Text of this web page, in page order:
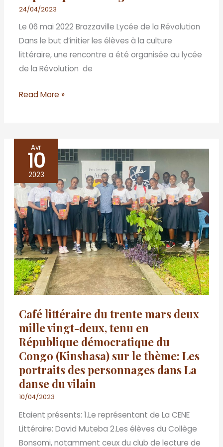
24/04/2023
Le 06 mai 2022 Brazzaville Lycée de la Révolution
Dans le but d’initier les élèves à la culture
littéraire, une rencontre a été organisée au lycée
de la Révolution de
Read More »
Avr
10
2023
Café littéraire du trente mars deux
mille vingt-deux, tenu en
République démocratique du
Congo (Kinshasa) sur le thème: Les
portraits des personnages dans La
danse du vilain
10/04/2023
Etaient présents: 1.Le représentant de La CENE
Littéraire: David Muteba 2.Les élèves du Collège
Bonsomi, notamment ceux du club de lecture de
Café
littéraire
du
trente
mars
deux
mille
vingt-
deux,
tenu
République
démocratique
du
Congo
(Kinshasa)
sur
le
thème:
Les
portraits